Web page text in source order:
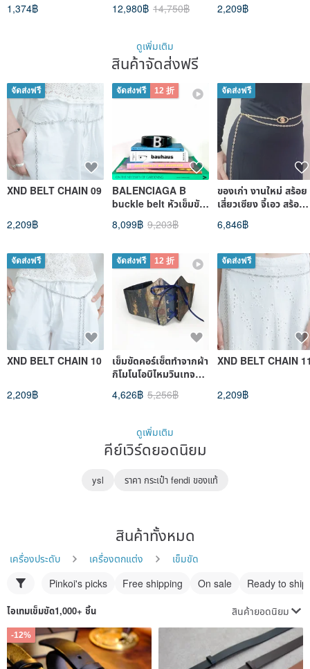
1,374฿
Laurent Belt Black
12,980฿ 14,750฿ 2,209฿
ดูเพิ่มเติม
สินค้าจัดส่งฟรี
จัดส่งฟรี
XND BELT CHAIN 09
2,209฿
จัดส่งฟรี
XND BELT CHAIN 10
2,209฿
จัดส่งฟรี 12 折
BALENCIAGA B
buckle belt หัวเข็มขัด
สีเงิน สายหนังสีดำ
สินค้ามือสองสภาพดี
8,099฿ 9,203฿
จัดส่งฟรี 12 折
เข็มขัดคอร์เซ็ตทำจากผ้า
กิโมโนโอบิไหมวินเทจ
มือในญี่ปุ่น ขนาด S–M
4,626฿ 5,256฿
จัดส่งฟรี
ของเก่า งานใหม่ สร้อย
เสี่ยวเซียง จี้เอว สร้อย
สองสวม ทำใหม่
6,846฿
จัดส่งฟรี
XND BELT CHAIN
2,209฿
ดูเพิ่มเติม
คีย์เวิร์ดยอดนิยม
ysl ราคา กระเป๋า fendi ของแท้
สินค้าทั้งหมด
เครื่องประดับ เครื่องตกแต่ง
เข็มขัด
Pinkoi's picks
Free shipping On sale Ready to ship
ไอเทมเข็มขัด1,000+ ชิ้น สินค้ายอดนิยม
-12%